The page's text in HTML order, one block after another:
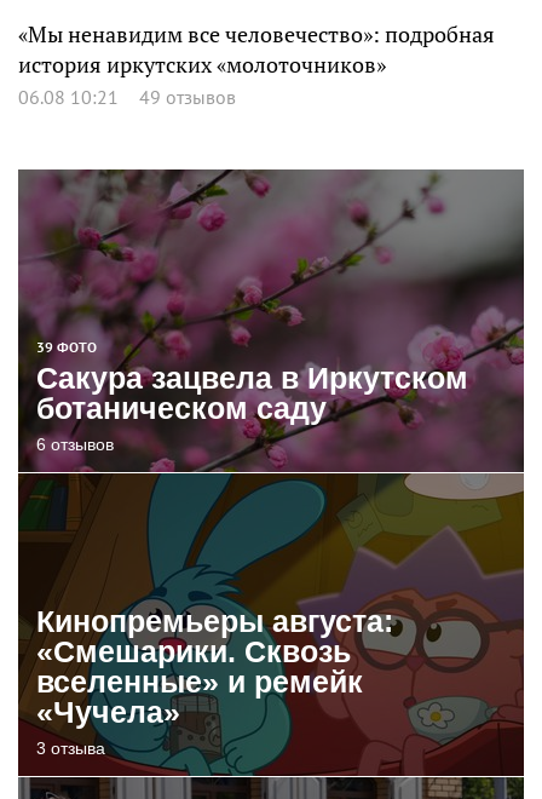
«Мы ненавидим все человечество»: подробная
история иркутских «молоточников»
06.08 10:21 49 отзывов
39 ФОТО
Сакура зацвела в Иркутском
ботаническом саду
6 отзывов
Кинопремьеры августа:
«Смешарики. Сквозь
вселенные» и ремейк
«Чучела»
3 отзыва